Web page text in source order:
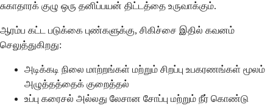
சுகாதாரக் குழு ஒரு தனிப்பயன் திட்டத்தை உருவாக்கும்.
ஆரம்ப கட்ட படுக்கை புண்களுக்கு, சிகிச்சை இதில் கவனம்
செலுத்துகிறது:
அடிக்கடி நிலை மாற்றங்கள் மற்றும் சிறப்பு உபகரணங்கள் மூலம்
அழுத்தத்தைக் குறைத்தல்
உப்பு கரைசல் அல்லது லேசான சோப்பு மற்றும் நீர் கொண்டு